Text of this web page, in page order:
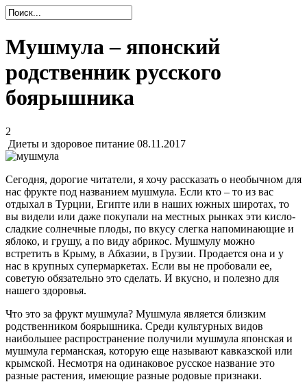
Мушмула – японский
родственник русского
боярышника
2
Диеты и здоровое питание 08.11.2017
Сегодня, дорогие читатели, я хочу рассказать о необычном для
нас фрукте под названием мушмула. Если кто – то из вас
отдыхал в Турции, Египте или в наших южных широтах, то
вы видели или даже покупали на местных рынках эти кисло-
сладкие солнечные плоды, по вкусу слегка напоминающие и
яблоко, и грушу, а по виду абрикос. Мушмулу можно
встретить в Крыму, в Абхазии, в Грузии. Продается она и у
нас в крупных супермаркетах. Если вы не пробовали ее,
советую обязательно это сделать. И вкусно, и полезно для
нашего здоровья.
Что это за фрукт мушмула? Мушмула является близким
родственником боярышника. Среди культурных видов
наибольшее распространение получили мушмула японская и
мушмула германская, которую еще называют кавказской или
крымской. Несмотря на одинаковое русское название это
разные растения, имеющие разные родовые признаки.